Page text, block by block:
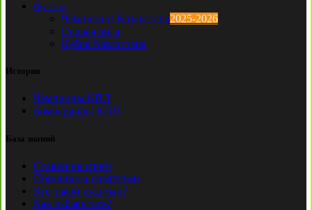
Футзал
Чемпионат Казахстана2025-2026
Первая лига
Кубок Казахстана
История
Чемпионы КПЛ
Бомбардиры КПЛ
База знаний
Ставки на спорт
Причины и симптомы
Кто такой лудоман?
Как избавиться?